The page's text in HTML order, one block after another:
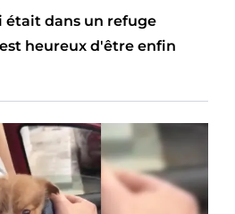
était dans un refuge
heureux d'être enfin